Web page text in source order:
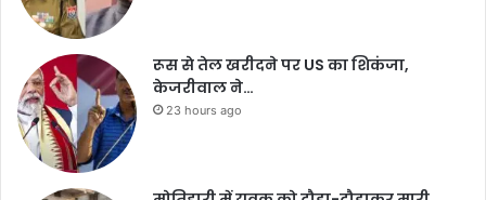
रूस से तेल खरीदने पर US का शिकंजा,
केजरीवाल ने…
23 hours ago